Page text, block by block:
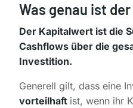
Was genau ist
Der Kapitalwert ist die
Cashflows über die
Investition.
Generell gilt, dass eine
vorteilhaft ist, wenn ihr